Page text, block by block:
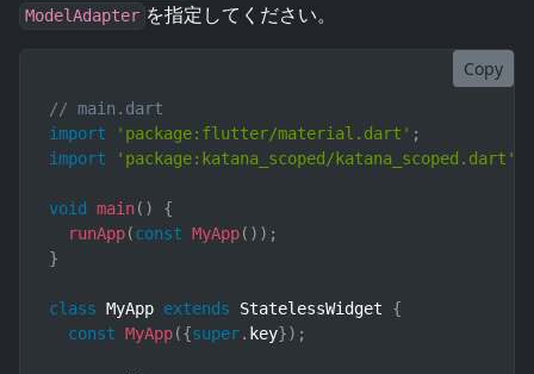
ModelAdapter を指定してください。
Copy
// main.dart
import
'package:flutter/material.dart' ;
import
'package:katana_scoped/katana_scoped.dart'
void main( )
{
runApp(const MyApp( ) ) ;
}
class MyApp extends StatelessWidget
{
const MyApp({super. key}) ;